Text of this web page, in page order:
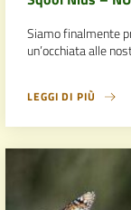
Siamo finalmente
un’occhiata alle
LEGGI DI PIÙ